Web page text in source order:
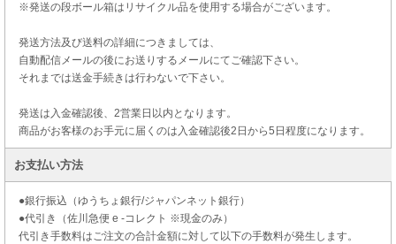
※発送の段ボール箱はリサイクル品を使用する場合がございます。
発送方法及び送料の詳細につきましては、
自動配信メールの後にお送りするメールにてご確認下さい。
それまでは送金手続きは行わないで下さい。
発送は入金確認後、2営業日以内となります。
商品がお客様のお手元に届くのは入金確認後2日から5日程度になります。
お支払い方法
●銀行振込（ゆうちょ銀行/ジャパンネット銀行）
●代引き（佐川急便 e -コレクト ※現金のみ）
代引き手数料はご注文の合計金額に対して以下の手数料が発生します。